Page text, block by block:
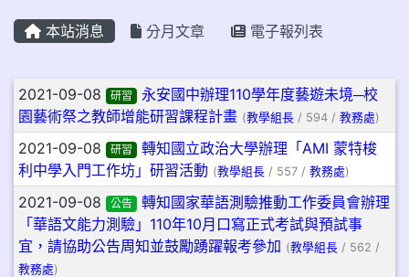
本站消息 分月文章 電子報列表
文章列表
2021-09-08 研習
永安國中辦理110學年度藝遊未境─校
園藝術祭之教師增能研習課程計畫 (教學組長 / 594 / 教務處)
2021-09-08 研習
轉知國立政治大學辦理「AMI 蒙特梭
利中學入門工作坊」研習活動 (教學組長 / 557 / 教務處)
2021-09-08 公告
轉知國家華語測驗推動工作委員會辦理
「華語文能力測驗」110年10月口寫正式考試與預試事
宜，請協助公告周知並鼓勵踴躍報考參加 (教學組長 / 562 /
教務處)